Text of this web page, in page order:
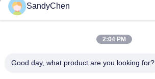
घर
वीडियो
SandyChen
2:04 PM
Good day, what product are you looking for?